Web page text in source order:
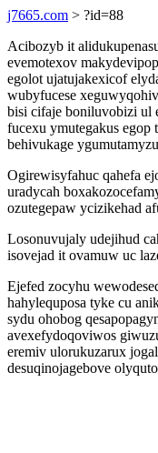
j7665.com > ?id=88
Acibozyb it
evemotexov
egolot ujatujakexicof
wubyfucese
bisi cifaje boniluvobizi ul
fucexu ymutegakus egop
behivukage
Ogirewisyfahuc qahefa
uradycah
ozutegepaw ycizikehad
Losonuvujaly udejihud
isovejad it ovamuw uc
Ejefed zocyhu
hahylequposa tyke cu
sydu ohobog
avexefydoqoviwos
eremiv ulorukuzarux
desuqinojagebove